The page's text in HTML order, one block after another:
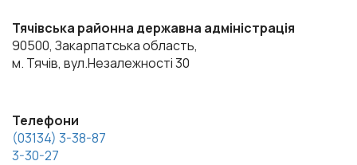
Тячівська районна державна адміністрація
90500, Закарпатська область,
м. Тячів, вул.Незалежності 30
Телефони
(03134) 3-38-87
3-30-27